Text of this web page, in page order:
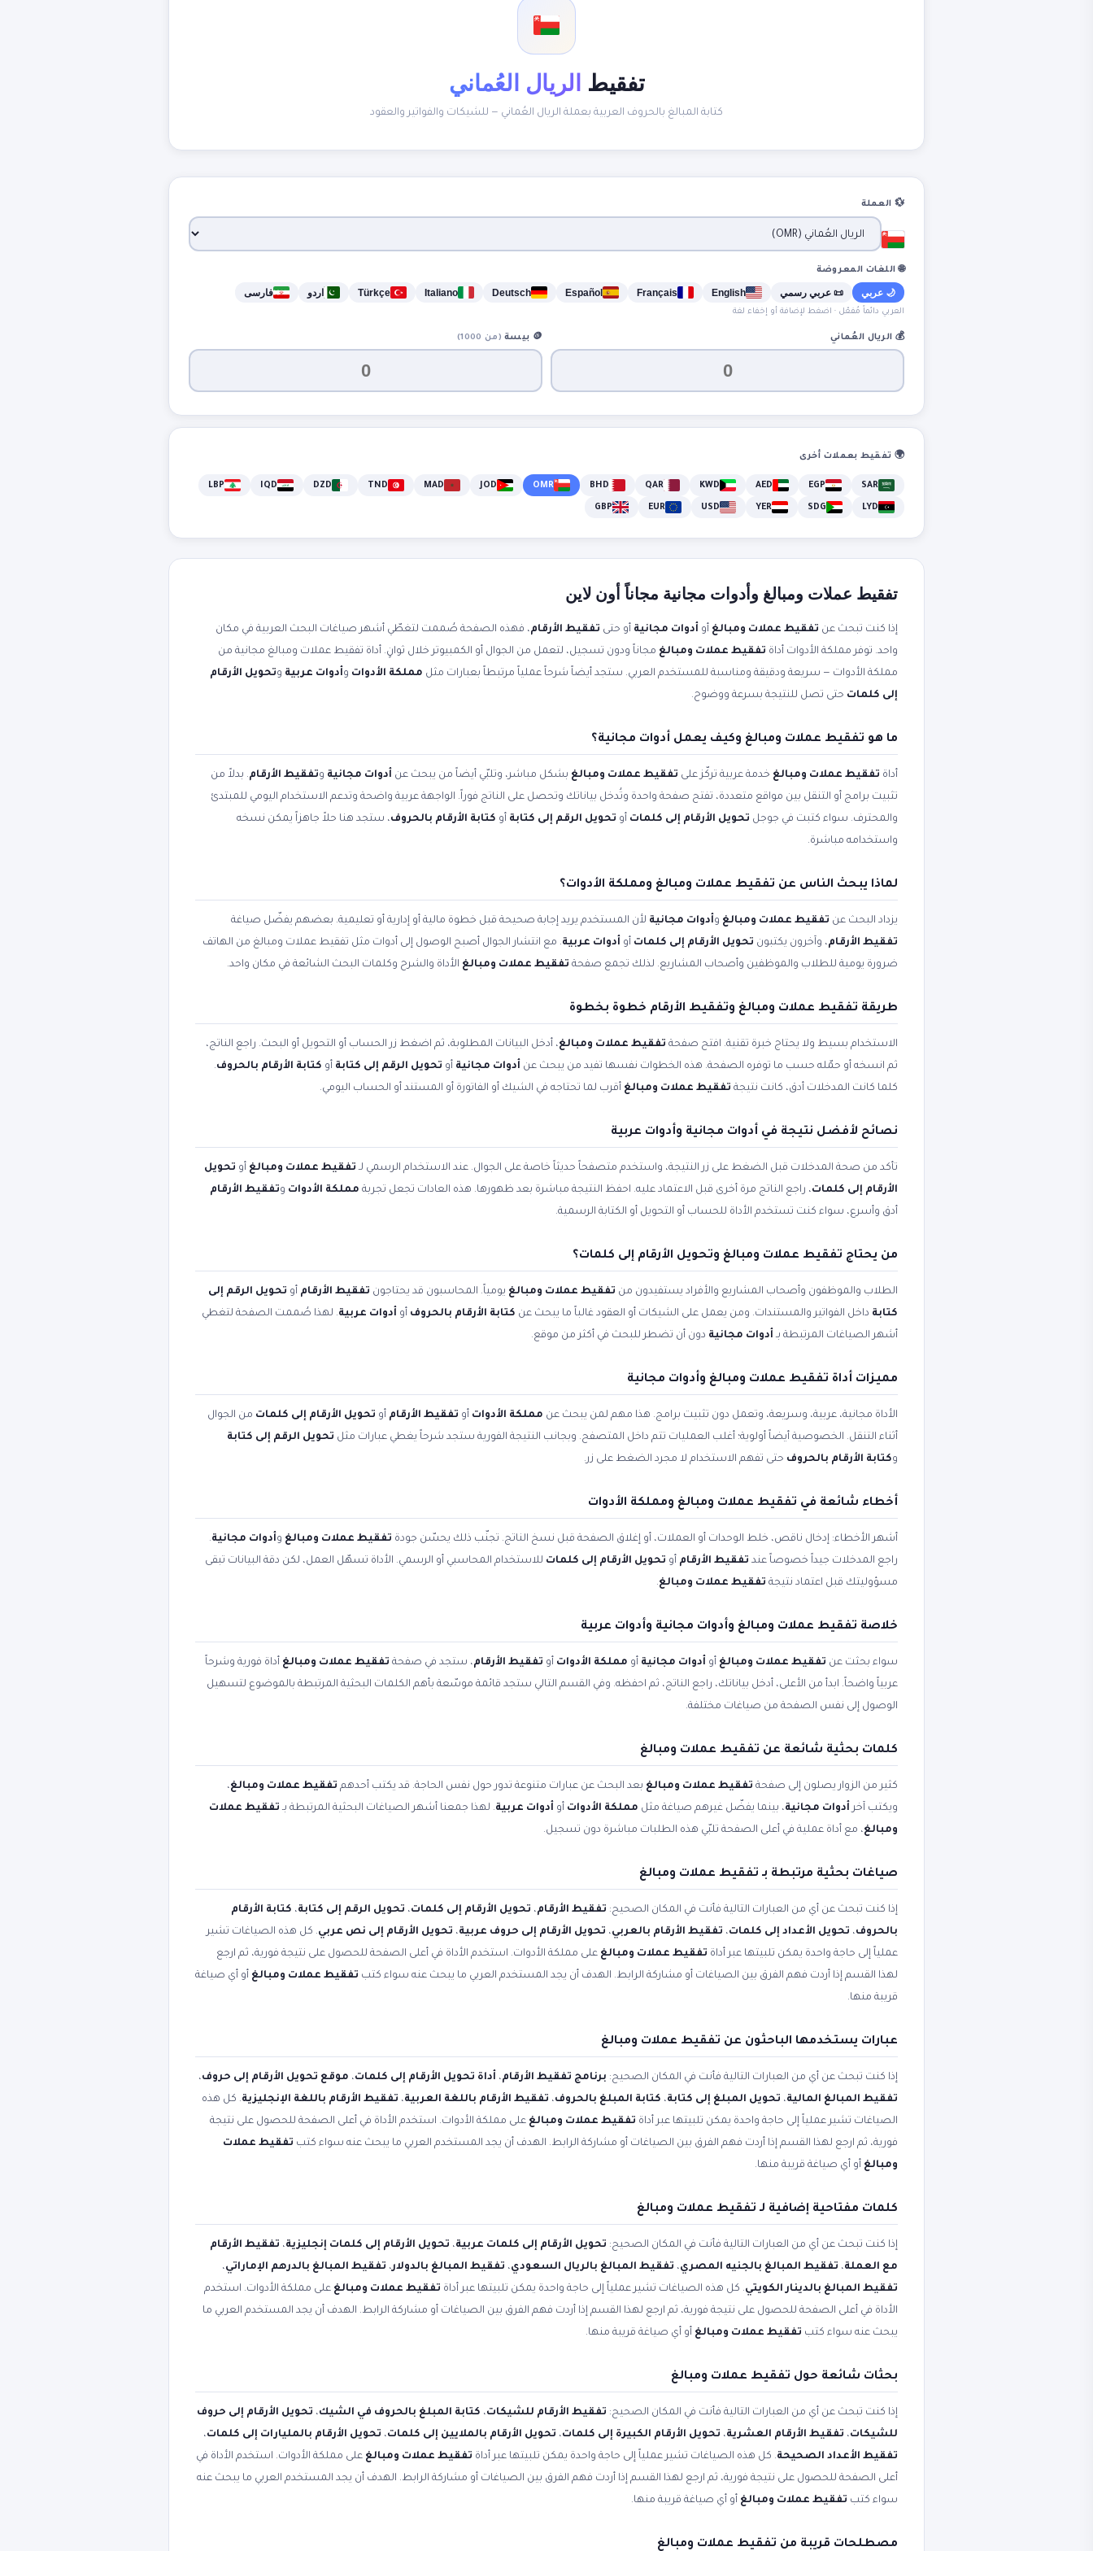
تفقيط الريال العُماني
كتابة المبالغ بالحروف العربية بعملة الريال العُماني — للشيكات والفواتير والعقود
💱 العملة
🌐 اللغات المعروضة
🌙 عربي 📜 عربي رسمي English
Français
Español
Deutsch
Italiano
Türkçe اردو فارسی
العربي دائماً مُفعّل · اضغط لإضافة أو إخفاء لغة
💰 الريال العُماني 🪙 بيسة (من 1000)
🌍 تفقيط بعملات أخرى
SAR
EGP
AED
KWD
QAR
BHD
OMR
JOD
MAD
TND
DZD
IQD
LBP
LYD
SDG
YER
USD
EUR
GBP
تفقيط عملات ومبالغ وأدوات مجانية مجاناً أون لاين
إذا كنت تبحث عن تفقيط عملات ومبالغ أو أدوات مجانية أو حتى تفقيط الأرقام، فهذه الصفحة صُممت لتغطّي أشهر صياغات البحث العربية في مكان
واحد. توفر مملكة الأدوات أداة تفقيط عملات ومبالغ مجاناً ودون تسجيل، لتعمل من الجوال أو الكمبيوتر خلال ثوانٍ. أداة تفقيط عملات ومبالغ مجانية من
مملكة الأدوات — سريعة ودقيقة ومناسبة للمستخدم العربي. ستجد أيضاً شرحاً عملياً مرتبطاً بعبارات مثل مملكة الأدوات وأدوات عربية وتحويل الأرقام
إلى كلمات حتى تصل للنتيجة بسرعة ووضوح.
ما هو تفقيط عملات ومبالغ وكيف يعمل أدوات مجانية؟
أداة تفقيط عملات ومبالغ خدمة عربية تركّز على تفقيط عملات ومبالغ بشكل مباشر، وتلبّي أيضاً من يبحث عن أدوات مجانية وتفقيط الأرقام. بدلاً من
تثبيت برامج أو التنقل بين مواقع متعددة، تفتح صفحة واحدة وتُدخل بياناتك وتحصل على الناتج فوراً. الواجهة عربية واضحة وتدعم الاستخدام اليومي للمبتدئ
والمحترف. سواء كتبت في جوجل تحويل الأرقام إلى كلمات أو تحويل الرقم إلى كتابة أو كتابة الأرقام بالحروف، ستجد هنا حلاً جاهزاً يمكن نسخه
واستخدامه مباشرة.
لماذا يبحث الناس عن تفقيط عملات ومبالغ ومملكة الأدوات؟
يزداد البحث عن تفقيط عملات ومبالغ وأدوات مجانية لأن المستخدم يريد إجابة صحيحة قبل خطوة مالية أو إدارية أو تعليمية. بعضهم يفضّل صياغة
تفقيط الأرقام، وآخرون يكتبون تحويل الأرقام إلى كلمات أو أدوات عربية. مع انتشار الجوال أصبح الوصول إلى أدوات مثل تفقيط عملات ومبالغ من الهاتف
ضرورة يومية للطلاب والموظفين وأصحاب المشاريع. لذلك تجمع صفحة تفقيط عملات ومبالغ الأداة والشرح وكلمات البحث الشائعة في مكان واحد.
طريقة تفقيط عملات ومبالغ وتفقيط الأرقام خطوة بخطوة
الاستخدام بسيط ولا يحتاج خبرة تقنية. افتح صفحة تفقيط عملات ومبالغ، أدخل البيانات المطلوبة، ثم اضغط زر الحساب أو التحويل أو البحث. راجع الناتج،
ثم انسخه أو حمّله حسب ما توفره الصفحة. هذه الخطوات نفسها تفيد من يبحث عن أدوات مجانية أو تحويل الرقم إلى كتابة أو كتابة الأرقام بالحروف.
كلما كانت المدخلات أدق، كانت نتيجة تفقيط عملات ومبالغ أقرب لما تحتاجه في الشيك أو الفاتورة أو المستند أو الحساب اليومي.
نصائح لأفضل نتيجة في أدوات مجانية وأدوات عربية
تأكد من صحة المدخلات قبل الضغط على زر النتيجة، واستخدم متصفحاً حديثاً خاصة على الجوال. عند الاستخدام الرسمي لـ تفقيط عملات ومبالغ أو تحويل
الأرقام إلى كلمات، راجع الناتج مرة أخرى قبل الاعتماد عليه. احفظ النتيجة مباشرة بعد ظهورها. هذه العادات تجعل تجربة مملكة الأدوات وتفقيط الأرقام
أدق وأسرع، سواء كنت تستخدم الأداة للحساب أو التحويل أو الكتابة الرسمية.
من يحتاج تفقيط عملات ومبالغ وتحويل الأرقام إلى كلمات؟
الطلاب والموظفون وأصحاب المشاريع والأفراد يستفيدون من تفقيط عملات ومبالغ يومياً. المحاسبون قد يحتاجون تفقيط الأرقام أو تحويل الرقم إلى
كتابة داخل الفواتير والمستندات. ومن يعمل على الشيكات أو العقود غالباً ما يبحث عن كتابة الأرقام بالحروف أو أدوات عربية. لهذا صُممت الصفحة لتغطي
أشهر الصياغات المرتبطة بـ أدوات مجانية دون أن تضطر للبحث في أكثر من موقع.
مميزات أداة تفقيط عملات ومبالغ وأدوات مجانية
الأداة مجانية، عربية، وسريعة، وتعمل دون تثبيت برامج. هذا مهم لمن يبحث عن مملكة الأدوات أو تفقيط الأرقام أو تحويل الأرقام إلى كلمات من الجوال
أثناء التنقل. الخصوصية أيضاً أولوية؛ أغلب العمليات تتم داخل المتصفح. وبجانب النتيجة الفورية ستجد شرحاً يغطي عبارات مثل تحويل الرقم إلى كتابة
وكتابة الأرقام بالحروف حتى تفهم الاستخدام لا مجرد الضغط على زر.
أخطاء شائعة في تفقيط عملات ومبالغ ومملكة الأدوات
أشهر الأخطاء: إدخال ناقص، خلط الوحدات أو العملات، أو إغلاق الصفحة قبل نسخ الناتج. تجنّب ذلك يحسّن جودة تفقيط عملات ومبالغ وأدوات مجانية.
راجع المدخلات جيداً خصوصاً عند تفقيط الأرقام أو تحويل الأرقام إلى كلمات للاستخدام المحاسبي أو الرسمي. الأداة تسهّل العمل، لكن دقة البيانات تبقى
مسؤوليتك قبل اعتماد نتيجة تفقيط عملات ومبالغ.
خلاصة تفقيط عملات ومبالغ وأدوات مجانية وأدوات عربية
سواء بحثت عن تفقيط عملات ومبالغ أو أدوات مجانية أو مملكة الأدوات أو تفقيط الأرقام، ستجد في صفحة تفقيط عملات ومبالغ أداة فورية وشرحاً
عربياً واضحاً. ابدأ من الأعلى، أدخل بياناتك، راجع الناتج، ثم احفظه. وفي القسم التالي ستجد قائمة موسّعة بأهم الكلمات البحثية المرتبطة بالموضوع لتسهيل
الوصول إلى نفس الصفحة من صياغات مختلفة.
كلمات بحثية شائعة عن تفقيط عملات ومبالغ
كثير من الزوار يصلون إلى صفحة تفقيط عملات ومبالغ بعد البحث عن عبارات متنوعة تدور حول نفس الحاجة. قد يكتب أحدهم تفقيط عملات ومبالغ،
ويكتب آخر أدوات مجانية، بينما يفضّل غيرهم صياغة مثل مملكة الأدوات أو أدوات عربية. لهذا جمعنا أشهر الصياغات البحثية المرتبطة بـ تفقيط عملات
ومبالغ، مع أداة عملية في أعلى الصفحة تلبّي هذه الطلبات مباشرة دون تسجيل.
صياغات بحثية مرتبطة بـ تفقيط عملات ومبالغ
إذا كنت تبحث عن أي من العبارات التالية فأنت في المكان الصحيح: تفقيط الأرقام، تحويل الأرقام إلى كلمات، تحويل الرقم إلى كتابة، كتابة الأرقام
بالحروف، تحويل الأعداد إلى كلمات، تفقيط الأرقام بالعربي، تحويل الأرقام إلى حروف عربية، تحويل الأرقام إلى نص عربي. كل هذه الصياغات تشير
عملياً إلى حاجة واحدة يمكن تلبيتها عبر أداة تفقيط عملات ومبالغ على مملكة الأدوات. استخدم الأداة في أعلى الصفحة للحصول على نتيجة فورية، ثم ارجع
لهذا القسم إذا أردت فهم الفرق بين الصياغات أو مشاركة الرابط. الهدف أن يجد المستخدم العربي ما يبحث عنه سواء كتب تفقيط عملات ومبالغ أو أي صياغة
قريبة منها.
عبارات يستخدمها الباحثون عن تفقيط عملات ومبالغ
إذا كنت تبحث عن أي من العبارات التالية فأنت في المكان الصحيح: برنامج تفقيط الأرقام، أداة تحويل الأرقام إلى كلمات، موقع تحويل الأرقام إلى حروف،
تفقيط المبالغ المالية، تحويل المبلغ إلى كتابة، كتابة المبلغ بالحروف، تفقيط الأرقام باللغة العربية، تفقيط الأرقام باللغة الإنجليزية. كل هذه
الصياغات تشير عملياً إلى حاجة واحدة يمكن تلبيتها عبر أداة تفقيط عملات ومبالغ على مملكة الأدوات. استخدم الأداة في أعلى الصفحة للحصول على نتيجة
فورية، ثم ارجع لهذا القسم إذا أردت فهم الفرق بين الصياغات أو مشاركة الرابط. الهدف أن يجد المستخدم العربي ما يبحث عنه سواء كتب تفقيط عملات
ومبالغ أو أي صياغة قريبة منها.
كلمات مفتاحية إضافية لـ تفقيط عملات ومبالغ
إذا كنت تبحث عن أي من العبارات التالية فأنت في المكان الصحيح: تحويل الأرقام إلى كلمات عربية، تحويل الأرقام إلى كلمات إنجليزية، تفقيط الأرقام
مع العملة، تفقيط المبالغ بالجنيه المصري، تفقيط المبالغ بالريال السعودي، تفقيط المبالغ بالدولار، تفقيط المبالغ بالدرهم الإماراتي،
تفقيط المبالغ بالدينار الكويتي. كل هذه الصياغات تشير عملياً إلى حاجة واحدة يمكن تلبيتها عبر أداة تفقيط عملات ومبالغ على مملكة الأدوات. استخدم
الأداة في أعلى الصفحة للحصول على نتيجة فورية، ثم ارجع لهذا القسم إذا أردت فهم الفرق بين الصياغات أو مشاركة الرابط. الهدف أن يجد المستخدم العربي ما
يبحث عنه سواء كتب تفقيط عملات ومبالغ أو أي صياغة قريبة منها.
بحثات شائعة حول تفقيط عملات ومبالغ
إذا كنت تبحث عن أي من العبارات التالية فأنت في المكان الصحيح: تفقيط الأرقام للشيكات، كتابة المبلغ بالحروف في الشيك، تحويل الأرقام إلى حروف
للشيكات، تفقيط الأرقام العشرية، تحويل الأرقام الكبيرة إلى كلمات، تحويل الأرقام بالملايين إلى كلمات، تحويل الأرقام بالمليارات إلى كلمات،
تفقيط الأعداد الصحيحة. كل هذه الصياغات تشير عملياً إلى حاجة واحدة يمكن تلبيتها عبر أداة تفقيط عملات ومبالغ على مملكة الأدوات. استخدم الأداة في
أعلى الصفحة للحصول على نتيجة فورية، ثم ارجع لهذا القسم إذا أردت فهم الفرق بين الصياغات أو مشاركة الرابط. الهدف أن يجد المستخدم العربي ما يبحث عنه
سواء كتب تفقيط عملات ومبالغ أو أي صياغة قريبة منها.
مصطلحات قريبة من تفقيط عملات ومبالغ